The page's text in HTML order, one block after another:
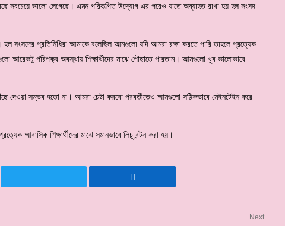
সবচেয়ে ভালো লেগেছে। এমন পরিকল্পিত উদ্যোগ এর পরেও যাতে অব্যাহত রাখা হয় হল সংসদ
সংসদের প্রতিনিধিরা আমাকে বলেছিল আমগুলো যদি আমরা রক্ষা করতে পারি তাহলে প্রত্যেক
আরেকটু পরিপক্ব অবস্থায় শিক্ষার্থীদের মাঝে পৌছাতে পারতাম। আমগুলো খুব ভালোভাবে
সম্ভব হতো না। আমরা চেষ্টা করবো পরবর্তীতেও আমগুলো সঠিকভাবে মেইনটেইন করে
আবাসিক শিক্ষার্থীদের মাঝে সমানভাবে লিচু বন্টন করা হয়।
Next